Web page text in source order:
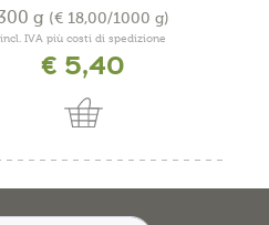
g (€ 18,00/1000 g)
incl. IVA più costi di spedizione
€ 5,40